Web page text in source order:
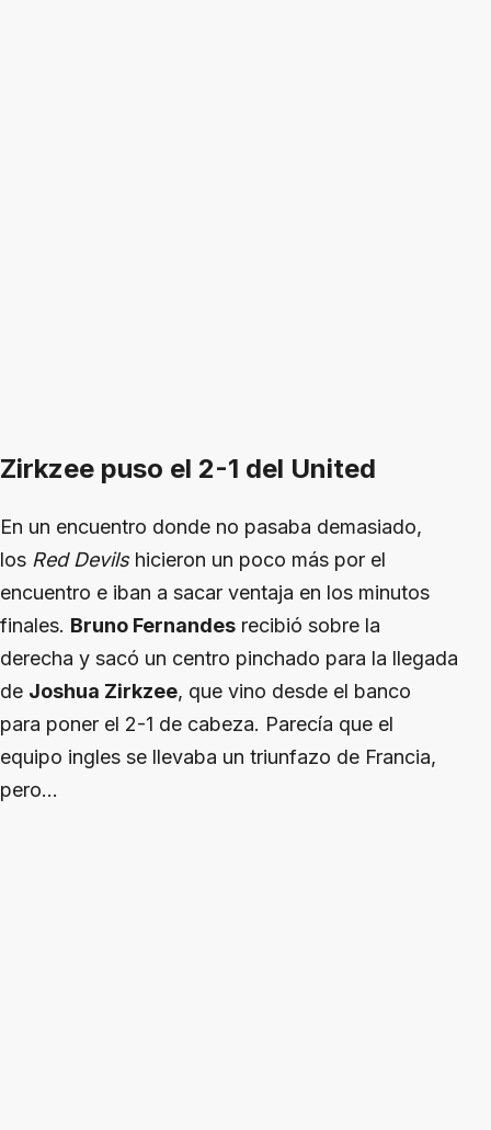
Zirkzee puso el 2-1 del United
En un encuentro donde no pasaba demasiado,
los Red Devils hicieron un poco más por el
encuentro e iban a sacar ventaja en los minutos
finales. Bruno Fernandes recibió sobre la
derecha y sacó un centro pinchado para la llegada
de Joshua Zirkzee, que vino desde el banco
para poner el 2-1 de cabeza. Parecía que el
equipo ingles se llevaba un triunfazo de Francia,
pero...